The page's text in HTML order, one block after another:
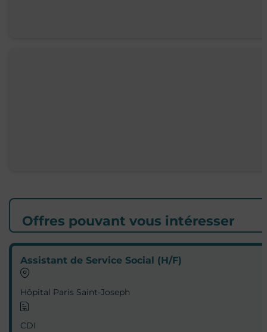
Offres pouvant vous intéresser
Assistant de Service Social (H/F)
Hôpital Paris Saint-Joseph
CDI